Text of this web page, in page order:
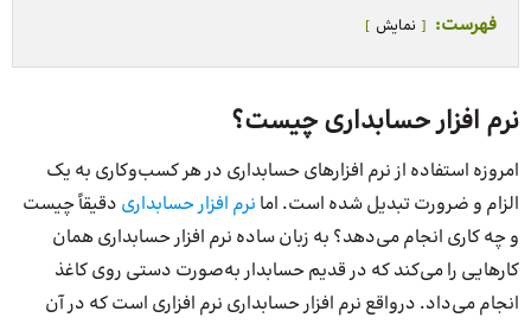
فهرست: نمایش
نرم افزار حسابداری چیست؟
امروزه استفاده از نرم افزارهای حسابداری در هر کسب‌وکاری به یک
الزام و ضرورت تبدیل شده است. اما نرم افزار حسابداری دقیقاً چیست
و چه کاری انجام می‌دهد؟ به زبان ساده نرم افزار حسابداری همان
کارهایی را می‌کند که در قدیم حسابدار به‌صورت دستی روی کاغذ
انجام می‌داد. درواقع نرم افزار حسابداری نرم افزاری است که در آن